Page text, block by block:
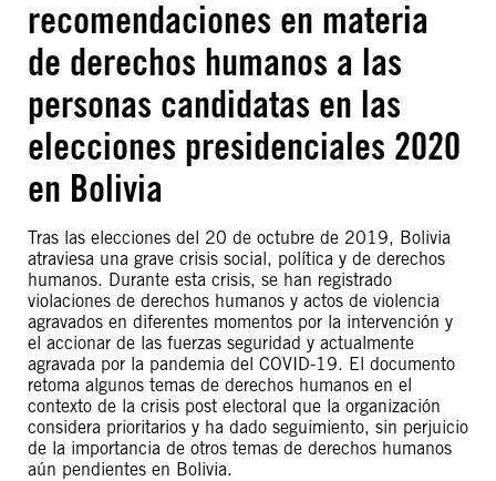
recomendaciones en materia
de derechos humanos a las
personas candidatas en las
elecciones presidenciales 2020
en Bolivia
Tras las elecciones del 20 de octubre de 2019, Bolivia
atraviesa una grave crisis social, política y de derechos
humanos. Durante esta crisis, se han registrado
violaciones de derechos humanos y actos de violencia
agravados en diferentes momentos por la intervención y
el accionar de las fuerzas seguridad y actualmente
agravada por la pandemia del COVID-19. El documento
retoma algunos temas de derechos humanos en el
contexto de la crisis post electoral que la organización
considera prioritarios y ha dado seguimiento, sin perjuicio
de la importancia de otros temas de derechos humanos
aún pendientes en Bolivia.